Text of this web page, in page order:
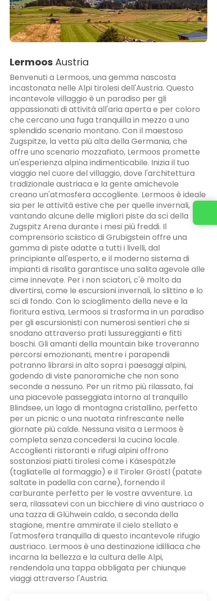
LermoosAustria
Benvenuti a Lermoos, una gemma nascosta
incastonata nelle Alpi tirolesi dell'Austria. Questo
incantevole villaggio è un paradiso per gli
appassionati di attività all'aria aperta e per coloro
che cercano una fuga tranquilla in mezzo a uno
splendido scenario montano. Con il maestoso
Zugspitze, la vetta più alta della Germania, che
offre uno scenario mozzafiato, Lermoos promette
un'esperienza alpina indimenticabile. Inizia il tuo
viaggio nel cuore del villaggio, dove l'architettura
tradizionale austriaca e la gente amichevole
creano un'atmosfera accogliente. Lermoos è ideale
sia per le attività estive che per quelle invernali,
vantando alcune delle migliori piste da sci della
Zugspitz Arena durante i mesi più freddi. Il
comprensorio sciistico di Grubigstein offre una
gamma di piste adatte a tutti i livelli, dal
principiante all'esperto, e il moderno sistema di
impianti di risalita garantisce una salita agevole alle
cime innevate. Per i non sciatori, c'è molto da
divertirsi, come le escursioni invernali, lo slittino e lo
sci di fondo. Con lo scioglimento della neve e la
fioritura estiva, Lermoos si trasforma in un paradiso
per gli escursionisti con numerosi sentieri che si
snodano attraverso prati lussureggianti e fitti
boschi. Gli amanti della mountain bike troveranno
percorsi emozionanti, mentre i parapendii
potranno librarsi in alto sopra i paesaggi alpini,
godendo di viste panoramiche che non sono
seconde a nessuno. Per un ritmo più rilassato, fai
una piacevole passeggiata intorno al tranquillo
Blindsee, un lago di montagna cristallino, perfetto
per un picnic o una nuotata rinfrescante nelle
giornate più calde. Nessuna visita a Lermoos è
completa senza concedersi la cucina locale.
Accoglienti ristoranti e rifugi alpini offrono
sostanziosi piatti tirolesi come i Käsespätzle
(tagliatelle al formaggio) e il Tiroler Gröstl (patate
saltate in padella con carne), fornendo il
carburante perfetto per le vostre avventure. La
sera, rilassatevi con un bicchiere di vino austriaco o
una tazza di Glühwein caldo, a seconda della
stagione, mentre ammirate il cielo stellato e
l'atmosfera tranquilla di questo incantevole rifugio
austriaco. Lermoos è una destinazione idilliaca che
incarna la bellezza e la cultura delle Alpi,
rendendola una tappa obbligata per chiunque
viaggi attraverso l'Austria.